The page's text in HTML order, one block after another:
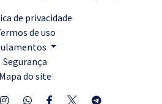
de privacidade
de uso
Segurança
Mapa do site